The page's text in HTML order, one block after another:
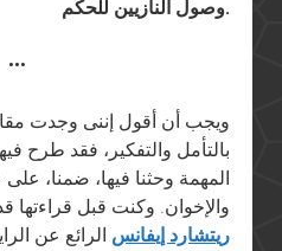
وصول النازيين للحكم.
•••
ويجب أن أقول إننى وجدت
بالتأمل والتفكير، فقد طرح
المهمة وحثنا فيها، ضمنا، على
والإخوان. وكنت قبل قراءتها
ريتشارد إيفانس الرائع عن